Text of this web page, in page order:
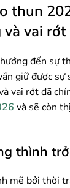
thun
và vai rớt
đến sự
giữ được sự
vai rớt đã
và sẽ còn
thình
mẽ bởi thời